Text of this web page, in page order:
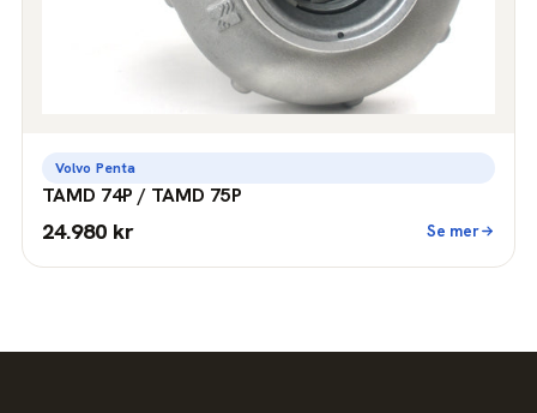
Volvo Penta
TAMD 74P / TAMD 75P
24.980 kr Se mer